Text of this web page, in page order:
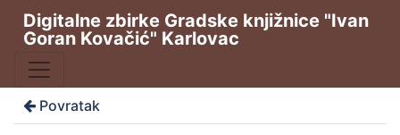
Digitalne zbirke Gradske knjižnice "Ivan
Goran Kovačić" Karlovac
Povratak